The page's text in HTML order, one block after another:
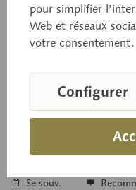
Scleroderma citrinum
Prix sur
Délai de livraison sur
Se souv.
pour simplifier
Web et réseaux
votre consentement.
Configurer